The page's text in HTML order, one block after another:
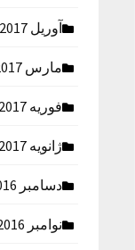
آوریل 2017
مارس 2017
فوریه 2017
ژانویه 2017
دسامبر 2016
نوامبر 2016